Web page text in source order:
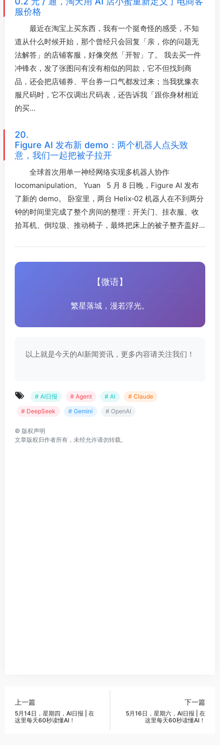
服价格
最近在淘宝上买东西，我有一个挺奇怪的感受，不知
道从什么时候开始，那个曾经只会回复「亲，你的问题无
法解答」的店铺客服，好像突然「开智」了。 我去买一件
冲锋衣，发了张图问有没有相似的同款，它不但找到商
品，还会把店铺券、平台券一口气都发过来；当我犹豫衣
服尺码时，它不仅调出尺码表，还告诉我「跟你身材相近
的买…
20.
Figure AI 发布新 demo：两个机器人点头致
意，我们一起把被子拉开
全球首次用单一神经网络实现多机器人协作
locomanipulation。 Yuan 5 月 8 日晚，Figure AI 发布
了新的 demo。 卧室里，两台 Helix‑02 机器人在不到两分
钟的时间里完成了整个房间的整理：开关门、挂衣服、收
拾耳机、倒垃圾、推动椅子，最终把床上的被子整齐盖好…
【微语】
繁星落城，漫若浮光。
以上就是今天的AI新闻资讯，更多内容请关注我们！
# AI日报 # Agent # AI
# Claude
# DeepSeek
# Gemini # OpenAI
© 版权声明
文章版权归作者所有，未经允许请勿转载。
上一篇
5月14日，星期四，AI日报 | 在
这里每天60秒读懂AI！
下一篇
5月16日，星期六，AI日报 | 在
这里每天60秒读懂AI！